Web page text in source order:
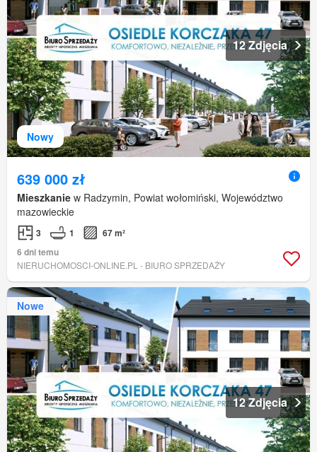
Nowy
12 Zdjęcia
639 000 zł
Mieszkanie w Radzymin, Powiat wołomiński, Województwo
mazowieckie
3 1
67 m²
6 dni temu
NIERUCHOMOSCI-ONLINE.PL - BIURO SPRZEDAŻY
Nowe
12 Zdjęcia